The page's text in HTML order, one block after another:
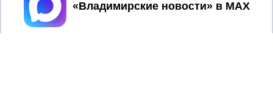
ВЛАДИМИРСКИЕ
НОВОСТИ
2017 © NEWSVLADIMIR.RU | СИ
«Информационное агентство